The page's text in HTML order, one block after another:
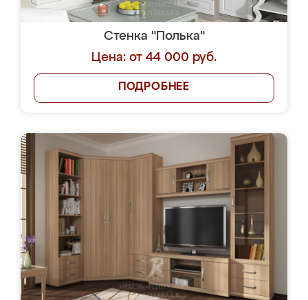
Стенка "Полька"
Цена: от 44 000 руб.
ПОДРОБНЕЕ